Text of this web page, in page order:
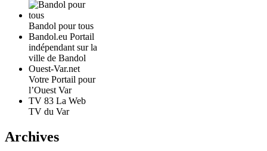
Bandol pour tous
Bandol.eu Portail
indépendant sur la
ville de Bandol
Ouest-Var.net
Votre Portail pour
l’Ouest Var
TV 83 La Web
TV du Var
Archives